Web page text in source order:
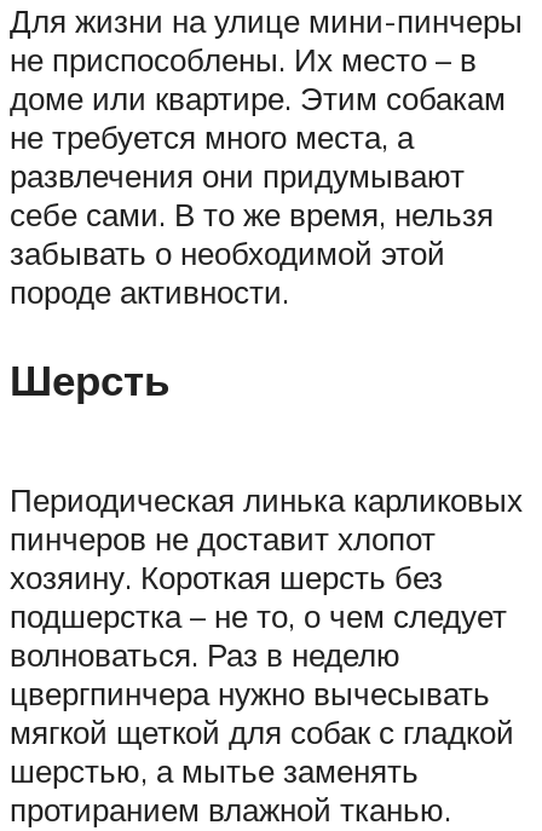
Для жизни на улице мини-пинчеры
не приспособлены. Их место – в
доме или квартире. Этим собакам
не требуется много места, а
развлечения они придумывают
себе сами. В то же время, нельзя
забывать о необходимой этой
породе активности.
Шерсть
Периодическая линька карликовых
пинчеров не доставит хлопот
хозяину. Короткая шерсть без
подшерстка – не то, о чем следует
волноваться. Раз в неделю
цвергпинчера нужно вычесывать
мягкой щеткой для собак с гладкой
шерстью, а мытье заменять
протиранием влажной тканью.